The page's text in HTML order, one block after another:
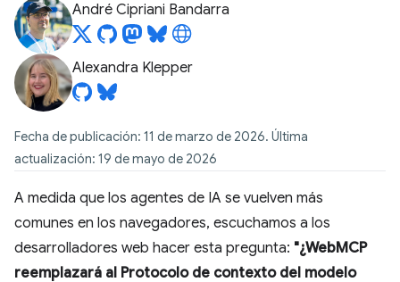
André Cipriani Bandarra
Alexandra Klepper
Fecha de publicación: 11 de marzo de 2026. Última
actualización: 19 de mayo de 2026
A medida que los agentes de IA se vuelven más
comunes en los navegadores, escuchamos a los
desarrolladores web hacer esta pregunta: "¿WebMCP
reemplazará al Protocolo de contexto del modelo